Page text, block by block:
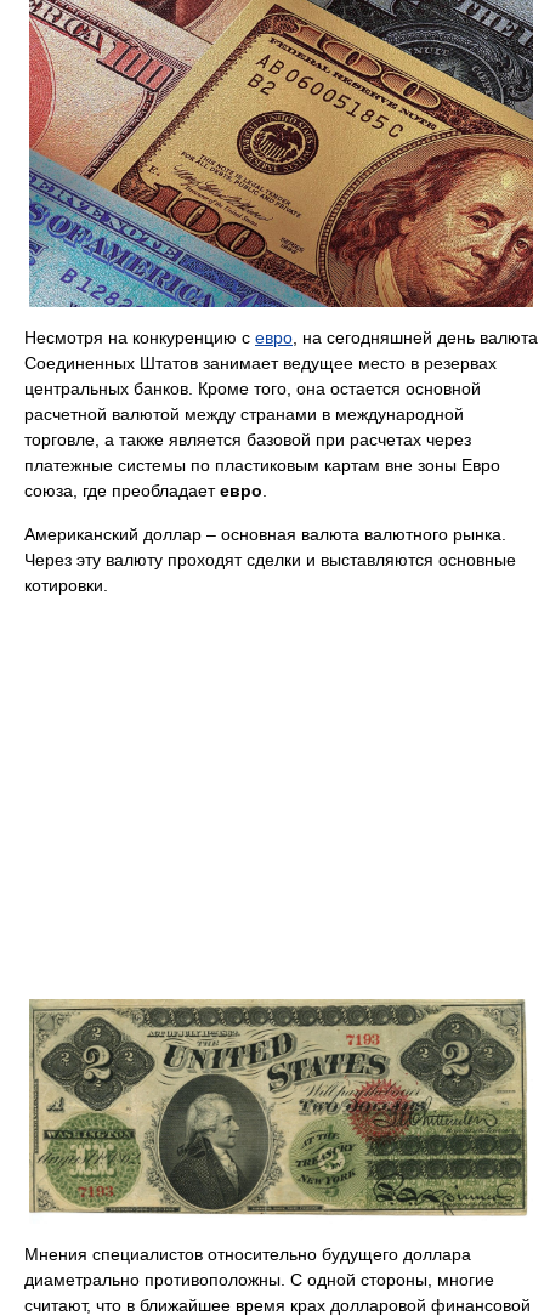
Несмотря на конкуренцию с евро, на сегодняшней день валюта
Соединенных Штатов занимает ведущее место в резервах
центральных банков. Кроме того, она остается основной
расчетной валютой между странами в международной
торговле, а также является базовой при расчетах через
платежные системы по пластиковым картам вне зоны Евро
союза, где преобладаетевро.
Американский доллар – основная валюта валютного рынка.
Через эту валюту проходят сделки и выставляются основные
котировки.
Мнения специалистов относительно будущего доллара
диаметрально противоположны. С одной стороны, многие
считают, что в ближайшее время крах долларовой финансовой